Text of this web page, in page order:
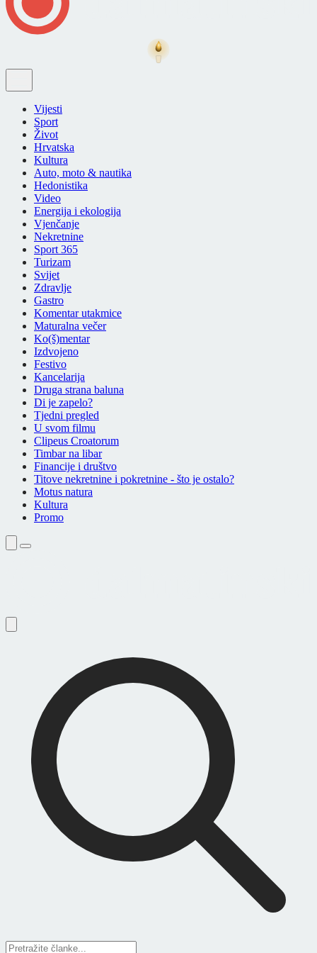
Vijesti
Sport
Život
Hrvatska
Kultura
Auto, moto & nautika
Hedonistika
Video
Energija i ekologija
Vjenčanje
Nekretnine
Sport 365
Turizam
Svijet
Zdravlje
Gastro
Komentar utakmice
Maturalna večer
Ko(š)mentar
Izdvojeno
Festivo
Kancelarija
Druga strana baluna
Di je zapelo?
Tjedni pregled
U svom filmu
Clipeus Croatorum
Timbar na libar
Financije i društvo
Titove nekretnine i pokretnine - što je ostalo?
Motus natura
Kultura
Promo